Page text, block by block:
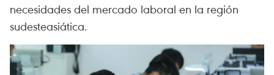
necesidades del mercado laboral en la región
sudesteasiática.